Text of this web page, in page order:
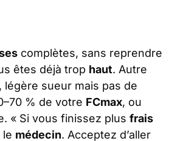
complètes, sans reprendre
êtes déjà trop haut. Autre
légère sueur mais pas de
% de votre FCmax, ou
« Si vous finissez plus frais
le médecin. Acceptez d’aller